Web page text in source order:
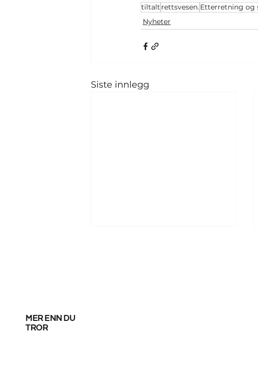
tiltalt rettsvesen.Etterretning og
Nyheter
Siste innlegg
mer enn du
tror